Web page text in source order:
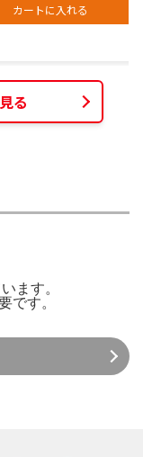
カートに入れる
る
ます。
です。